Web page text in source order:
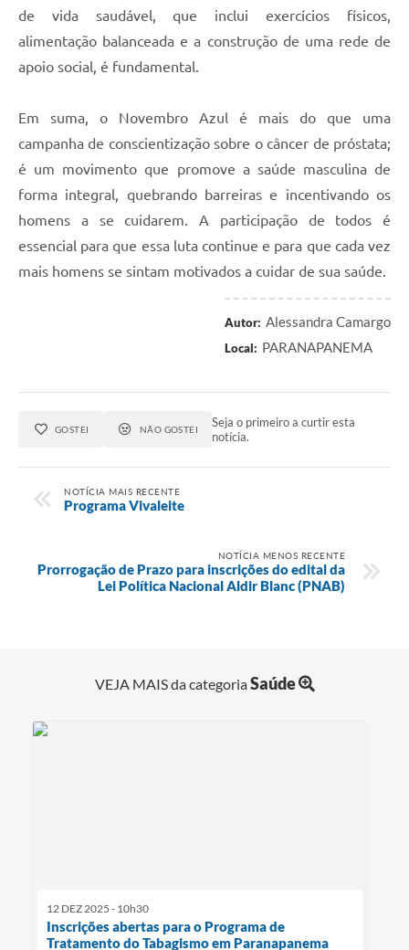
de vida saudável, que inclui exercícios físicos,
alimentação balanceada e a construção de uma rede de
apoio social, é fundamental.
Em suma, o Novembro Azul é mais do que uma
campanha de conscientização sobre o câncer de próstata;
é um movimento que promove a saúde masculina de
forma integral, quebrando barreiras e incentivando os
homens a se cuidarem. A participação de todos é
essencial para que essa luta continue e para que cada vez
mais homens se sintam motivados a cuidar de sua saúde.
Autor: Alessandra Camargo
Local: PARANAPANEMA
GOSTEI NÃO GOSTEI
Seja o primeiro a curtir esta
notícia.
NOTÍCIA MAIS RECENTE
Programa Vivaleite
NOTÍCIA MENOS RECENTE
Prorrogação de Prazo para inscrições do edital da
Lei Política Nacional Aldir Blanc (PNAB)
VEJA MAIS da categoriaSaúde
12 DEZ 2025 - 10h30
Inscrições abertas para o Programa de
Tratamento do Tabagismo em Paranapanema